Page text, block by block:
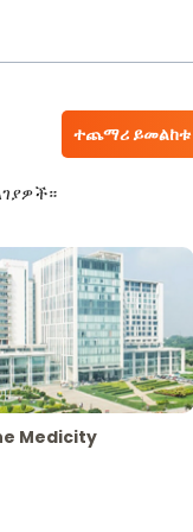
ተጨማሪ ይመልከቱ
Medicity